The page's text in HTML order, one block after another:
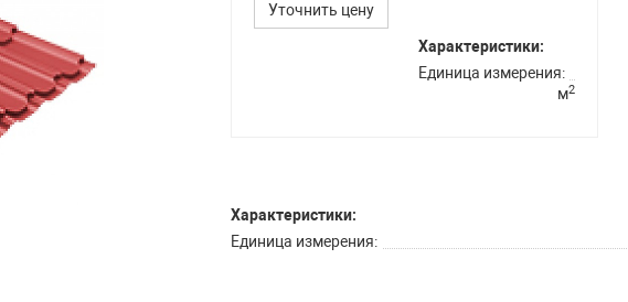
Уточнить цену
Характеристики:
Единица измерения
м2
Характеристики:
Единица измерения